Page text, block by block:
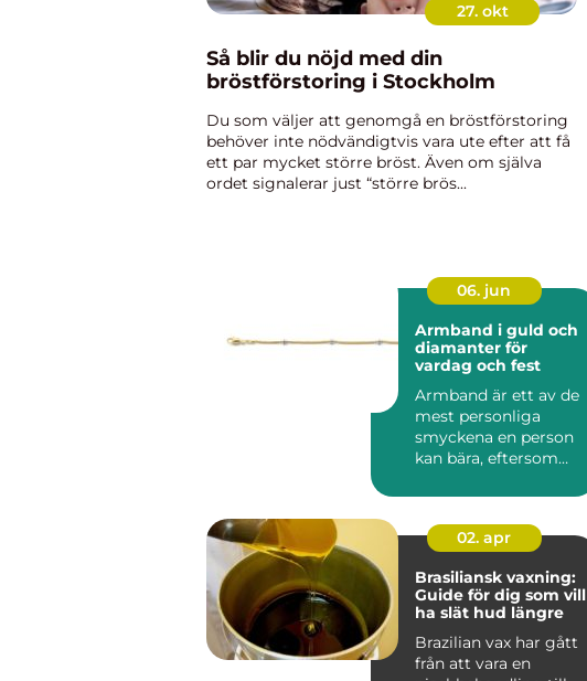
27. okt
Så blir du nöjd med din
bröstförstoring i Stockholm
Du som väljer att genomgå en bröstförstoring
behöver inte nödvändigtvis vara ute efter att få
ett par mycket större bröst. Även om själva
ordet signalerar just “större brös...
06. jun
Armband i guld och
diamanter för
vardag och fest
Armband är ett av de
mest personliga
smyckena en person
kan bära, eftersom
röre...
02. apr
Brasiliansk vaxning:
Guide för dig som vill
ha slät hud längre
Brazilian vax har gått
från att vara en